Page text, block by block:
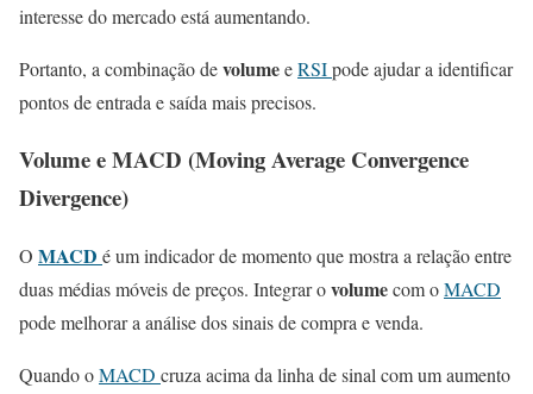
interesse do mercado está aumentando.
Portanto, a combinação devolumeeRSIpode ajudar a identificar
pontos de entrada e saída mais precisos.
Volumee MACD (Moving Average Convergence
Divergence)
O MACD é um indicador de momento que mostra a relação entre
duas médias móveis de preços. Integrar ovolumecom oMACD
pode melhorar a análise dos sinais de compra e venda.
Quando oMACD cruza acima da linha de sinal com um aumento